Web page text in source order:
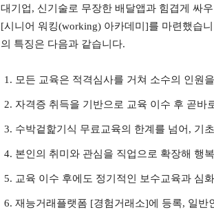
대기업, 신기술로 무장한 배달앱과 힘겹게 싸
[시니어 워킹(working) 아카데미]를 마련했습
의 특징은 다음과 같습니다.
모든 교육은 적격심사를 거쳐 소수의 인원
자격증 취득을 기반으로 교육 이수 후 곧바
수박겉핥기식 무료교육의 한계를 넘어, 기
본인의 취미와 관심을 직업으로 확장해 행
교육 이수 후에도 정기적인 보수교육과 심
재능거래플랫폼 [경험거래소]에 등록, 일